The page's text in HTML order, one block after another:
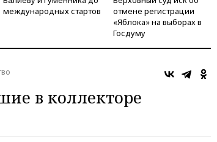
международных стартов
отмене регистрации
«Яблока» на выборах в
Госдуму
в коллекторе